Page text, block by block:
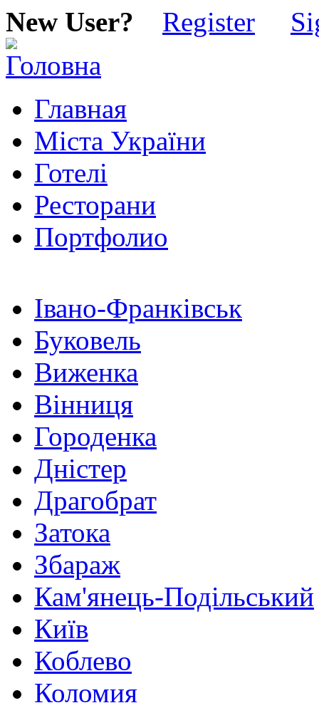
New User? Register
Главная
Міста України
Готелі
Ресторани
Портфолио
Івано-Франківськ
Буковель
Виженка
Вінниця
Городенка
Дністер
Драгобрат
Затока
Збараж
Кам'янець-Подільський
Київ
Коблево
Коломия